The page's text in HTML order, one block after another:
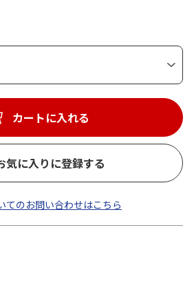
カートに入れる
気に入りに登録する
てのお問い合わせはこちら